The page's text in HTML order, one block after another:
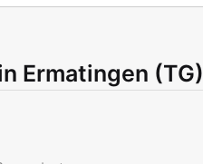
Ermatingen (TG)